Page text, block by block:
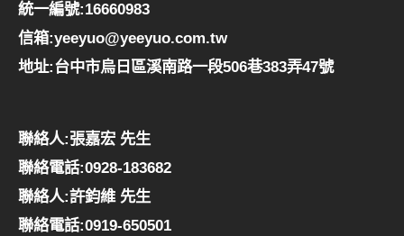
統一編號:16660983
信箱:yeeyuo@yeeyuo.com.tw
地址:台中市烏日區溪南路一段506巷383弄47號
聯絡人:張嘉宏 先生
聯絡電話:0928-183682
聯絡人:許鈞維 先生
聯絡電話:0919-650501